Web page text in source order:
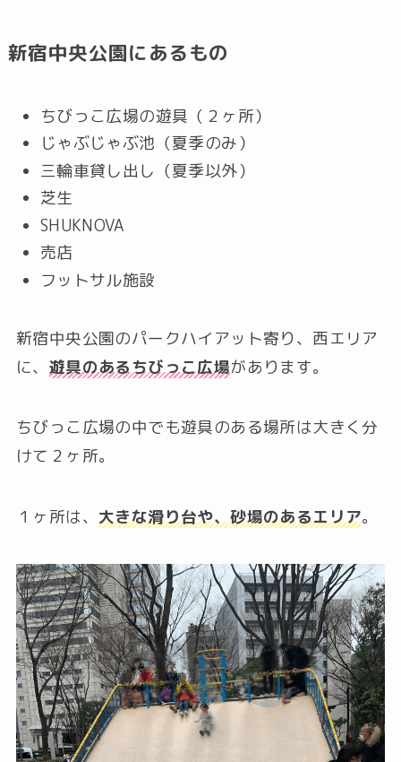
新宿中央公園にあるもの
ちびっこ広場の遊具（２ヶ所）
じゃぶじゃぶ池（夏季のみ）
三輪車貸し出し（夏季以外）
芝生
SHUKNOVA
売店
フットサル施設
新宿中央公園のパークハイアット寄り、西エリア
に、 遊具のあるちびっこ広場があります。
ちびっこ広場の中でも遊具のある場所は大きく分
けて２ヶ所。
１ヶ所は、 大きな滑り台や、砂場のあるエリア。